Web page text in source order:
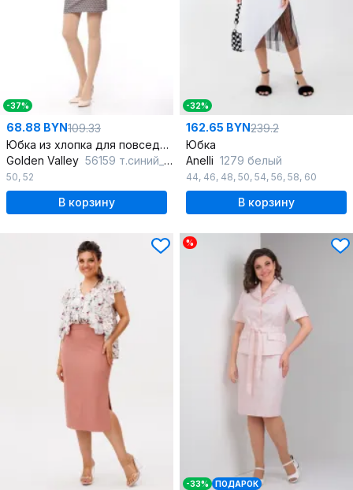
-37%
68.88 BYN109.33
Юбка из хлопка для повседневной жизни
Golden Valley 56159 т.синий_с_бежевым
50, 52
В корзину
-32%
162.65 BYN239.2
Юбка
Anelli 1279 белый
44, 46, 48, 50, 54, 56, 58, 60
В корзину
%
-33% ПОДАРОК